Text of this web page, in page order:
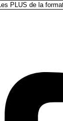
Les PLUS de la